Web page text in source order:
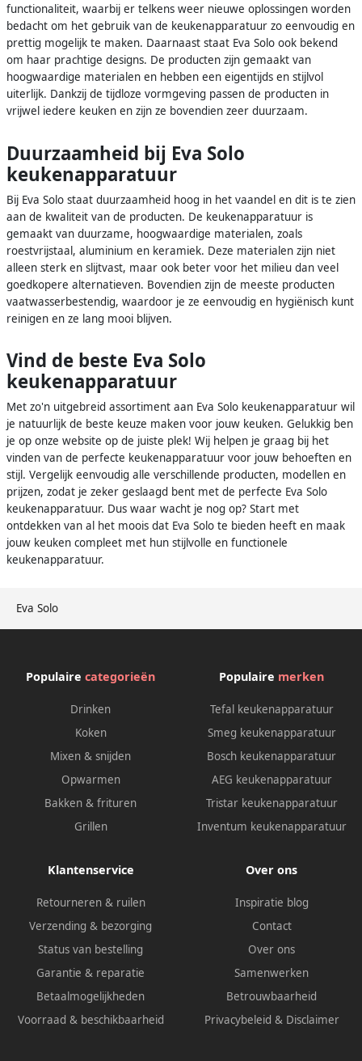
Eva Solo
functionaliteit, waarbij er telkens weer nieuwe oplossingen worden
bedacht om het gebruik van de keukenapparatuur zo eenvoudig en
prettig mogelijk te maken. Daarnaast staat Eva Solo ook bekend
om haar prachtige designs. De producten zijn gemaakt van
hoogwaardige materialen en hebben een eigentijds en stijlvol
uiterlijk. Dankzij de tijdloze vormgeving passen de producten in
vrijwel iedere keuken en zijn ze bovendien zeer duurzaam.
Duurzaamheid bij Eva Solo
keukenapparatuur
Bij Eva Solo staat duurzaamheid hoog in het vaandel en dit is te zien
aan de kwaliteit van de producten. De keukenapparatuur is
gemaakt van duurzame, hoogwaardige materialen, zoals
roestvrijstaal, aluminium en keramiek. Deze materialen zijn niet
alleen sterk en slijtvast, maar ook beter voor het milieu dan veel
goedkopere alternatieven. Bovendien zijn de meeste producten
vaatwasserbestendig, waardoor je ze eenvoudig en hygiënisch kunt
reinigen en ze lang mooi blijven.
Vind de beste Eva Solo
keukenapparatuur
Met zo'n uitgebreid assortiment aan Eva Solo keukenapparatuur wil
je natuurlijk de beste keuze maken voor jouw keuken. Gelukkig ben
je op onze website op de juiste plek! Wij helpen je graag bij het
vinden van de perfecte keukenapparatuur voor jouw behoeften en
stijl. Vergelijk eenvoudig alle verschillende producten, modellen en
prijzen, zodat je zeker geslaagd bent met de perfecte Eva Solo
keukenapparatuur. Dus waar wacht je nog op? Start met
ontdekken van al het moois dat Eva Solo te bieden heeft en maak
jouw keuken compleet met hun stijlvolle en functionele
keukenapparatuur.
Populaire categorieën
Drinken
Koken
Mixen & snijden
Opwarmen
Bakken & frituren
Grillen
Populaire merken
Tefal keukenapparatuur
Smeg keukenapparatuur
Bosch keukenapparatuur
AEG keukenapparatuur
Tristar keukenapparatuur
Inventum keukenapparatuur
Klantenservice
Retourneren & ruilen
Verzending & bezorging
Status van bestelling
Garantie & reparatie
Betaalmogelijkheden
Voorraad & beschikbaarheid
Over ons
Inspiratie blog
Contact
Over ons
Samenwerken
Betrouwbaarheid
Privacybeleid & Disclaimer